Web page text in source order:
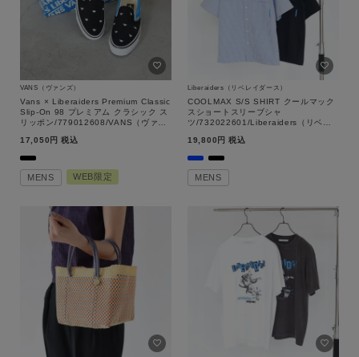
VANS（ヴァンズ）
Vans × Liberaiders Premium Classic
Slip-On 98 プレミアム クラシック ス
リッポン/779012608/VANS（ヴァン
17,050
税込
MENS WEB限定
Liberaiders（リベレイダース）
COOLMAX S/S SHIRT クールマック
スショートスリーブシャ
ツ/732022601/Liberaiders（リベレ
19,800
税込
MENS